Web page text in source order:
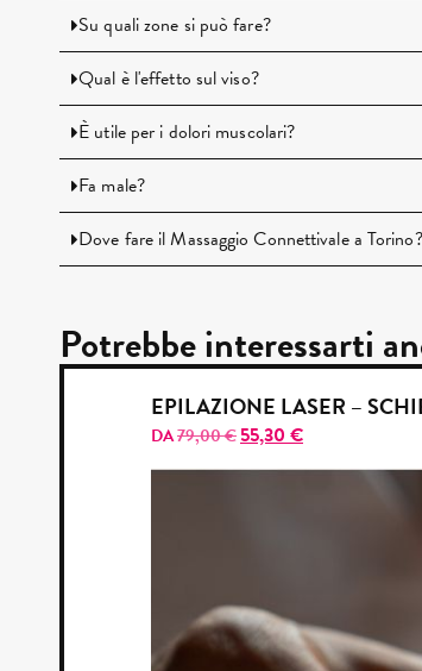
Su quali zone si può fare?
Qual è l'effetto sul viso?
È utile per i dolori muscolari?
Fa male?
Dove fare il Massaggio Connettivale a Torino?
Potrebbe interessarti
EPILAZIONE LASER –
DA79,00€55,30€